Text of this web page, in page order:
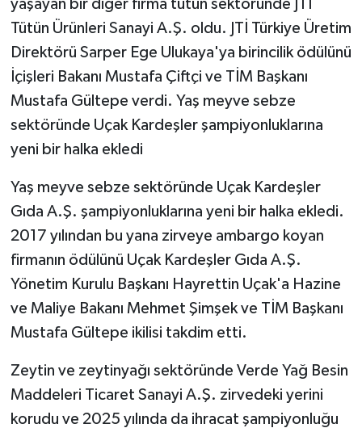
yaşayan bir diğer firma tütün sektöründe JTİ
Tütün Ürünleri Sanayi A.Ş. oldu. JTİ Türkiye Üretim
Direktörü Sarper Ege Ulukaya'ya birincilik ödülünü
İçişleri Bakanı Mustafa Çiftçi ve TİM Başkanı
Mustafa Gültepe verdi. Yaş meyve sebze
sektöründe Uçak Kardeşler şampiyonluklarına
yeni bir halka ekledi
Yaş meyve sebze sektöründe Uçak Kardeşler
Gıda A.Ş. şampiyonluklarına yeni bir halka ekledi.
2017 yılından bu yana zirveye ambargo koyan
firmanın ödülünü Uçak Kardeşler Gıda A.Ş.
Yönetim Kurulu Başkanı Hayrettin Uçak'a Hazine
ve Maliye Bakanı Mehmet Şimşek ve TİM Başkanı
Mustafa Gültepe ikilisi takdim etti.
Zeytin ve zeytinyağı sektöründe Verde Yağ Besin
Maddeleri Ticaret Sanayi A.Ş. zirvedeki yerini
korudu ve 2025 yılında da ihracat şampiyonluğu